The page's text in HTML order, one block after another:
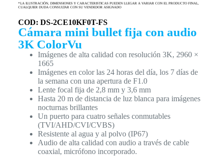
*LA ILUSTRACIÓN, DIMENSIONES Y CARACTERISTICAS PUEDEN LLEGAR A VARIAR CON EL PRODUCTO FINAL,
CUALQUIER DUDA CONSULTAR CON SU VENDEDOR ASIGNADO
COD: DS-2CE10KF0T-FS
Cámara mini bullet fija con audio
3K ColorVu
Imágenes de alta calidad con resolución 3K, 2960 ×
1665
Imágenes en color las 24 horas del día, los 7 días de
la semana con una apertura de F1.0
Lente focal fija de 2,8 mm y 3,6 mm
Hasta 20 m de distancia de luz blanca para imágenes
nocturnas brillantes
Un puerto para cuatro señales conmutables
(TVI/AHD/CVI/CVBS)
Resistente al agua y al polvo (IP67)
Audio de alta calidad con audio a través de cable
coaxial, micrófono incorporado.